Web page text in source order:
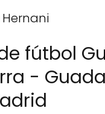
fútbol
-